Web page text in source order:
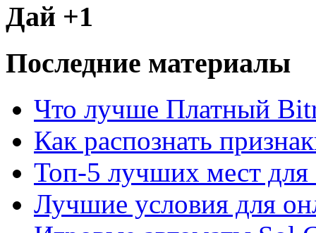
Дай +1
Последние материалы
Что лучше Платный
Как распознать
Топ-5 лучших мест для
Лучшие условия для